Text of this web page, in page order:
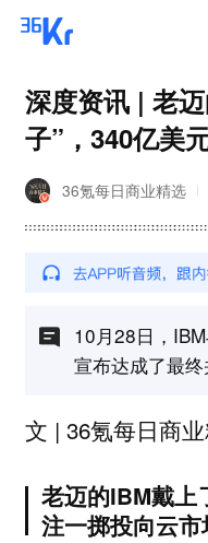
深度资讯 | 老
子”，340亿美
36氪每日商业精选
10月28日，
宣布达成了最
文 | 36氪每日商
老迈的IBM戴上
注一掷投向云市